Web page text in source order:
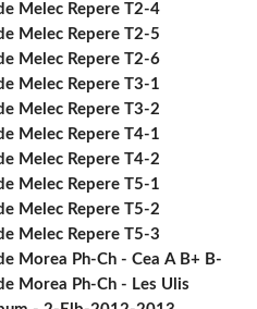
Melec Repere T2-4
Melec Repere T2-5
Melec Repere T2-6
Melec Repere T3-1
Melec Repere T3-2
Melec Repere T4-1
Melec Repere T4-2
Melec Repere T5-1
Melec Repere T5-2
Melec Repere T5-3
Morea Ph-Ch - Cea Α Β+ Β-
Morea Ph-Ch - Les Ulis